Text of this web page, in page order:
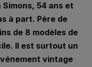
54 ans et
à part. Père de
de 8 modèles de
Il est surtout un
vintage